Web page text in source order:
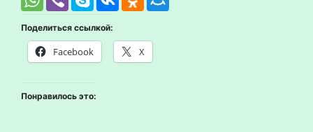
Поделиться ссылкой:
Facebook X
Понравилось это: